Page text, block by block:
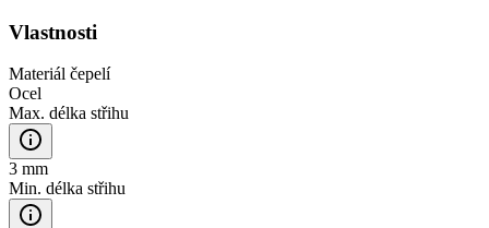
Vlastnosti
Materiál čepelí
Ocel
Max. délka střihu
3 mm
Min. délka střihu